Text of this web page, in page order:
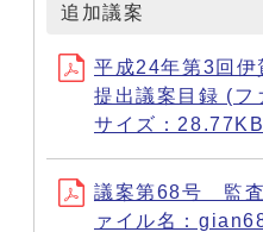
追加議案
平成24年第3回伊
提出議案目録 (
サイズ：
議案第68号 監査
ァイル名：